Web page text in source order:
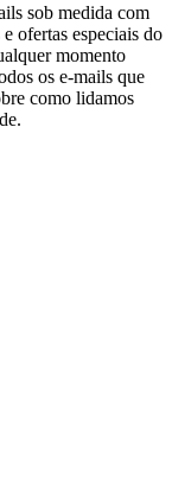
sob medida com
ofertas especiais do
momento
os e-mails que
como lidamos